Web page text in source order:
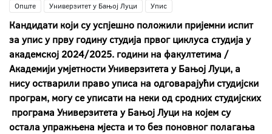
Опште Универзитет у Бањој Луци Упис
Кандидати који су успјешно положили пријемни испит
за упис у прву годину студија првог циклуса студија у
академској 2024/2025. години на факултетима /
Академији умјетности Универзитета у Бањој Луци, а
нису остварили право уписа на одговарајући студијски
програм, могу се уписати на неки од сродних студијских
програма Универзитета у Бањој Луци на којем су
остала упражњена мјеста и то без поновног полагања